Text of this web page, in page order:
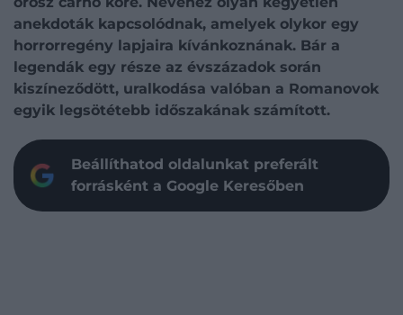
anekdoták kapcsolódnak, amelyek olykor egy
horrorregény lapjaira kívánkoznának. Bár a
legendák egy része az évszázadok során
kiszíneződött, uralkodása valóban a Romanovok
egyik legsötétebb időszakának számított.
Beállíthatod oldalunkat preferált
forrásként a Google Keresőben